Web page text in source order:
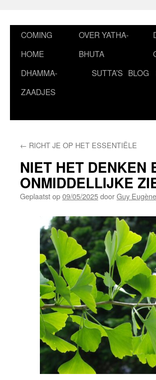
COMING
HOME
OVER YATHA-
BHUTA
DHAMMA-
ZAADJES
SUTTA’S BLOG
← RICHT JE OP HET ESSENTIËLE
NIET HET DENKEN
ONMIDDELLIJKE
Geplaatst op09/05/2025doorGuy